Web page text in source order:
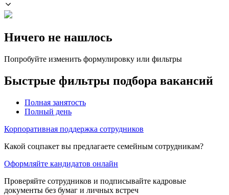
Ничего не нашлось
Попробуйте изменить формулировку или фильтры
Быстрые фильтры подбора вакансий
Полная занятость
Полный день
Корпоративная поддержка сотрудников
Какой соцпакет вы предлагаете семейным сотрудникам?
Оформляйте кандидатов онлайн
Проверяйте сотрудников и подписывайте кадровые
документы без бумаг и личных встреч